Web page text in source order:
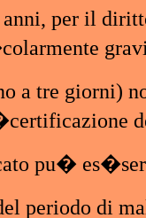
anni, per il
a tre
pu�
periodo di